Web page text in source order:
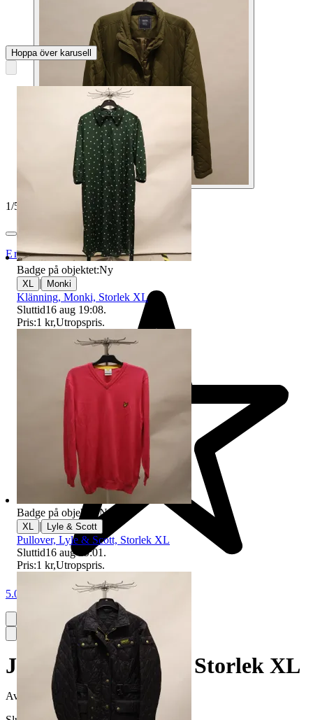
1/5
ErikshjälpenSecondHandSTHLM
5.0
Jacka, Boomerang, Storlek XL
Avslutad
17 maj 19:06
Hoppa över karusell
Badge på objektet:Ny
XL | Monki
Klänning, Monki, Storlek XL
Sluttid16 aug 19:08.
Pris:1 kr,Utropspris.
Badge på objektet:Ny
XL | Lyle & Scott
Pullover, Lyle & Scott, Storlek XL
Sluttid16 aug 19:01 .
Pris:1 kr,Utropspris.